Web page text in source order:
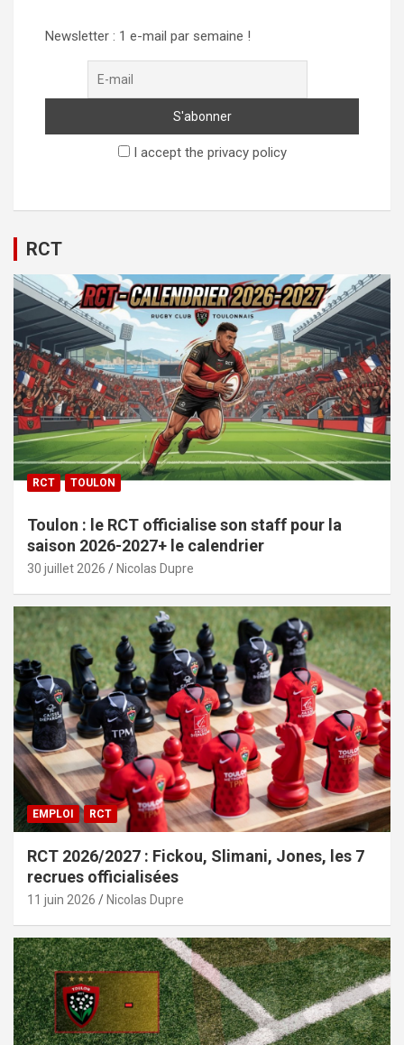
Newsletter : 1 e-mail par semaine !
I accept the privacy policy
RCT
RCT TOULON
Toulon : le RCT officialise son staff pour la
saison 2026-2027+ le calendrier
30 juillet 2026 Nicolas Dupre
EMPLOI RCT
RCT 2026/2027 : Fickou, Slimani, Jones, les 7
recrues officialisées
11 juin 2026 Nicolas Dupre